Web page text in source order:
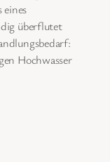
überflutet
Hochwasser